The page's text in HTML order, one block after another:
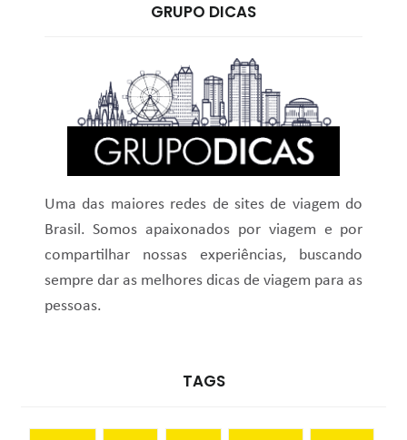
GRUPO DICAS
Uma das maiores redes de sites de viagem do
Brasil. Somos apaixonados por viagem e por
compartilhar nossas experiências, buscando
sempre dar as melhores dicas de viagem para as
pessoas.
TAGS